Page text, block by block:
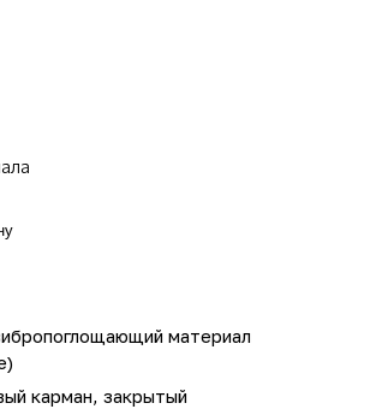
материал
карман, закрытый